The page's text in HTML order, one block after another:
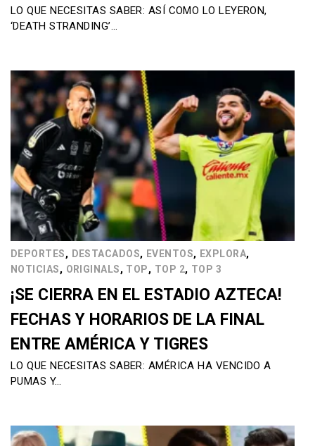
LO QUE NECESITAS SABER: ASÍ COMO LO LEYERON,
‘DEATH STRANDING’…
DEPORTES, DESTACADOS, EVENTOS, EXPLORA,
NOTICIAS, ORIGINALS, TOP, TOP 2, TOP 3
¡SE CIERRA EN EL ESTADIO AZTECA!
FECHAS Y HORARIOS DE LA FINAL
ENTRE AMÉRICA Y TIGRES
LO QUE NECESITAS SABER: AMÉRICA HA VENCIDO A
PUMAS Y…